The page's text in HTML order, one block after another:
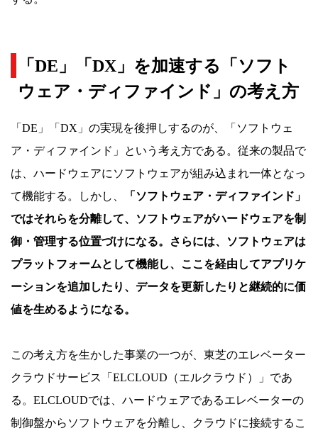
「DE」「DX」を加速する「ソフト
ウェア・ディファインド」の考え方
「DE」「DX」の実現を後押しするのが、「ソフトウェ
ア・ディファインド」という考え方である。従来の製品で
は、ハードウェアにソフトウェアが組み込まれ一体となっ
て機能する。しかし、
「ソフトウェア・ディファインド」
ではそれらを分離して、ソフトウェアがハードウェアを制
御・管理する位置づけになる。さらには、ソフトウェアは
プラットフォームとして機能し、ここを経由してアプリケ
ーションを追加したり、データを更新したりと継続的に価
値を生めるようになる。
この考え方を生かした事業の一つが、東芝のエレベーター
クラウドサービス「ELCLOUD（エルクラウド）」であ
る。ELCLOUDでは、ハードウェアであるエレベーターの
制御盤からソフトウェアを分離し、クラウドに接続するこ